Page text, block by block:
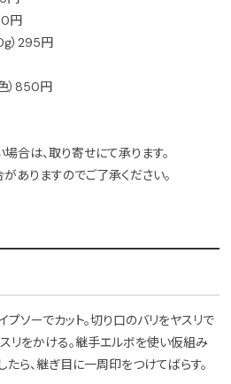
円
）295円
）850円
は、取り寄せにて承ります。
りますのでご了承ください。
ソーでカット。切り口のバリをヤスリで
リをかける。継手エルボを使い仮組み
ら、継ぎ目に一周印をつけてばらす。